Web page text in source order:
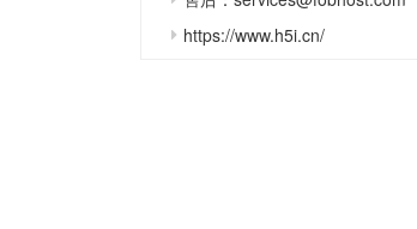
https://www.h5i.cn/